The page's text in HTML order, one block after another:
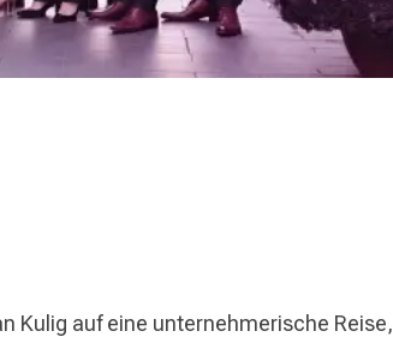
Kulig auf eine unternehmerische Reise,